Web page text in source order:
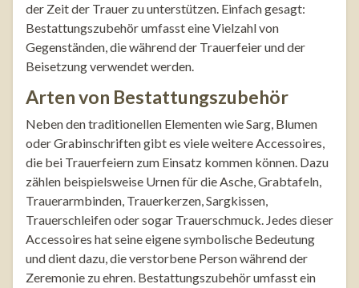
der Zeit der Trauer zu unterstützen. Einfach gesagt:
Bestattungszubehör umfasst eine Vielzahl von
Gegenständen, die während der Trauerfeier und der
Beisetzung verwendet werden.
Arten von Bestattungszubehör
Neben den traditionellen Elementen wie Sarg, Blumen
oder Grabinschriften gibt es viele weitere Accessoires,
die bei Trauerfeiern zum Einsatz kommen können. Dazu
zählen beispielsweise Urnen für die Asche, Grabtafeln,
Trauerarmbinden, Trauerkerzen, Sargkissen,
Trauerschleifen oder sogar Trauerschmuck. Jedes dieser
Accessoires hat seine eigene symbolische Bedeutung
und dient dazu, die verstorbene Person während der
Zeremonie zu ehren. Bestattungszubehör umfasst ein